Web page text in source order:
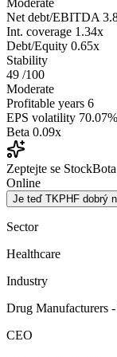
Moderate
Net debt/EBITDA
Int. coverage 1.34x
Debt/Equity 0.65x
Stability
49 /100
Moderate
Profitable years 6
EPS volatility 70.07%
Beta 0.09x
Zeptejte se
Online
Je teď TKPHF dobrý
Sector
Healthcare
Industry
Drug Manufacturers
CEO